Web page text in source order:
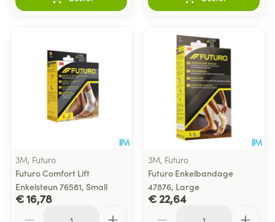
3M, Futuro
Futuro Comfort Lift
Enkelsteun 76581, Small
€ 16,78
3M, Futuro
Futuro Enkelbandage
47876, Large
€ 22,64